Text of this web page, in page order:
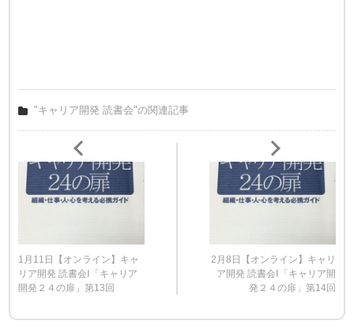
"キャリア開発 読書会"の関連記事
1月11日【オンライン】キャ
リア開発 読書会Ⅰ「キャリア
開発２４の扉」第13回
2月8日【オンライン】キャリ
ア開発 読書会Ⅰ「キャリア開
発２４の扉」第14回